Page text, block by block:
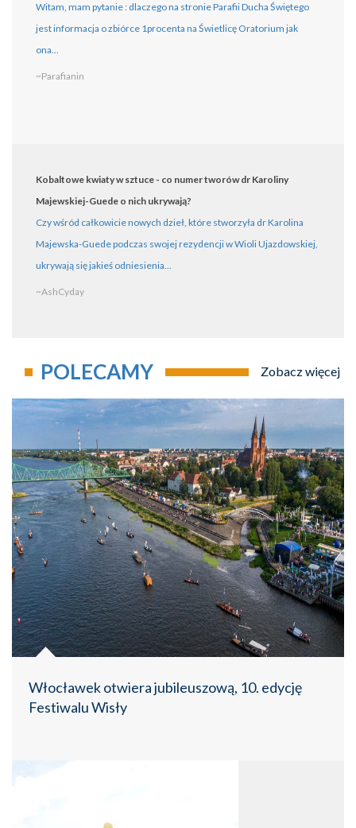
Witam, mam pytanie : dlaczego na stronie Parafii Ducha Świętego
jest informacja o zbiórce 1procenta na Świetlicę Oratorium jak
ona...
~Parafianin
Kobaltowe kwiaty w sztuce - co numer tworów dr Karoliny
Majewskiej-Guede o nich ukrywają?
Czy wśród całkowicie nowych dzieł, które stworzyła dr Karolina
Majewska-Guede podczas swojej rezydencji w Wioli Ujazdowskiej,
ukrywają się jakieś odniesienia...
~AshCyday
POLECAMY Zobacz więcej
Włocławek otwiera jubileuszową, 10. edycję
Festiwalu Wisły